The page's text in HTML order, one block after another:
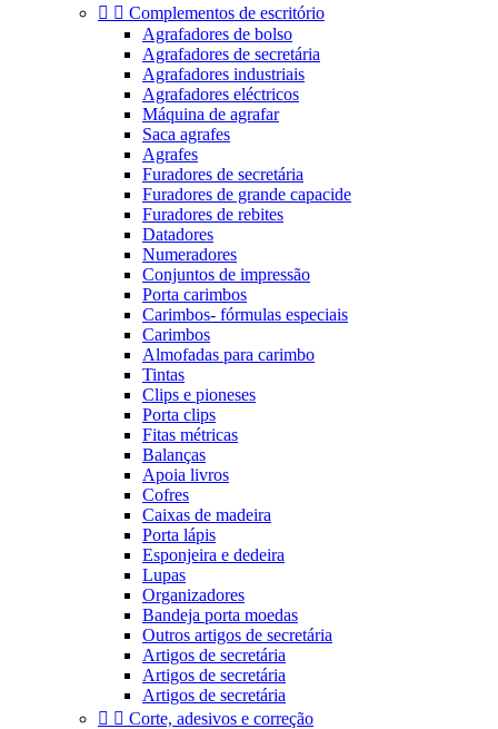
  Complementos de escritório
Agrafadores de bolso
Agrafadores de secretária
Agrafadores industriais
Agrafadores eléctricos
Máquina de agrafar
Saca agrafes
Agrafes
Furadores de secretária
Furadores de grande capacide
Furadores de rebites
Datadores
Numeradores
Conjuntos de impressão
Porta carimbos
Carimbos- fórmulas especiais
Carimbos
Almofadas para carimbo
Tintas
Clips e pioneses
Porta clips
Fitas métricas
Balanças
Apoia livros
Cofres
Caixas de madeira
Porta lápis
Esponjeira e dedeira
Lupas
Organizadores
Bandeja porta moedas
Outros artigos de secretária
Artigos de secretária
Artigos de secretária
Artigos de secretária
  Corte, adesivos e correção